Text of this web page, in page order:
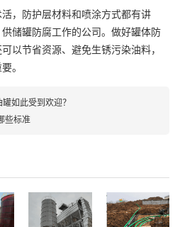
，防护层材料和喷涂方式都有讲
储罐防腐工作的公司。做好罐体防
以节省资源、避免生锈污染油料，
。
如此受到欢迎？
些标准